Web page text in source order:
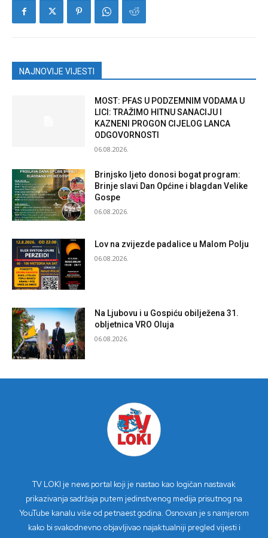
NAJNOVIJE VIJESTI
MOST: PFAS U PODZEMNIM VODAMA U
LICI: TRAŽIMO HITNU SANACIJU I
KAZNENI PROGON CIJELOG LANCA
ODGOVORNOSTI
06.08.2026.
Brinjsko ljeto donosi bogat program:
Brinje slavi Dan Općine i blagdan Velike
Gospe
06.08.2026.
Lov na zvijezde padalice u Malom Polju
06.08.2026.
Na Ljubovu i u Gospiću obilježena 31.
obljetnica VRO Oluja
06.08.2026.
TV LOKI je news portal koji je nastao kao logičan nastavak
prikazivanja sadržaja putem jedinstvenog medija prisutnog na
YouTube kanalu više od petnaest godina. Osnovan je s namjerom
kako bi svakodnevno objavljivao najaktualniji pregled vijesti i